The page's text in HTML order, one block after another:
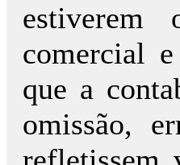
estiverem
comercial
que a
omissão,